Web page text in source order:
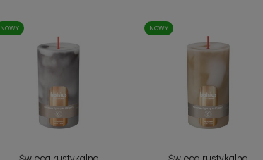
NOWY NOWY